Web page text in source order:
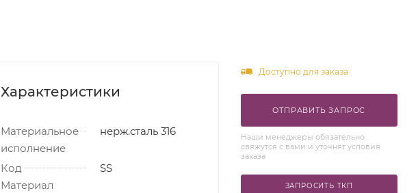
Характеристики
Материальное
исполнение
нерж.сталь 316
Код
Материал
SS
Доступно для заказа
ОТПРАВИТЬ ЗАПРОС
Наши менеджеры обязательно
свяжутся с вами и уточнят условия
заказа
ЗАПРОСИТЬ ТКП